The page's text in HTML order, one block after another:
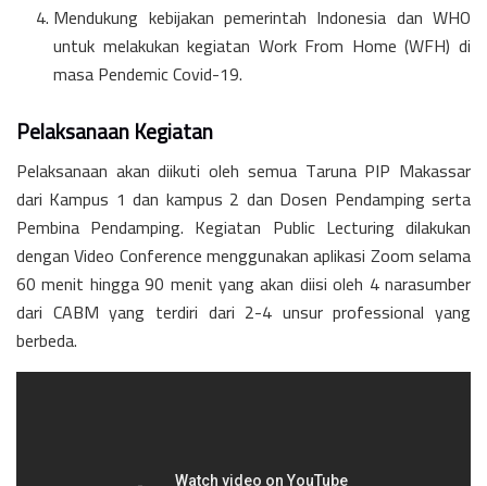
Mendukung kebijakan pemerintah Indonesia dan WHO
untuk melakukan kegiatan Work From Home (WFH) di
masa Pendemic Covid-19.
Pelaksanaan Kegiatan
Pelaksanaan akan diikuti oleh semua Taruna PIP Makassar
dari Kampus 1 dan kampus 2 dan Dosen Pendamping serta
Pembina Pendamping. Kegiatan Public Lecturing dilakukan
dengan Video Conference menggunakan aplikasi Zoom selama
60 menit hingga 90 menit yang akan diisi oleh 4 narasumber
dari CABM yang terdiri dari 2-4 unsur professional yang
berbeda.